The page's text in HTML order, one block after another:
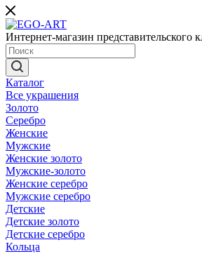
Интернет-магазин представительского
Каталог
Все украшения
Золото
Серебро
Женские
Мужские
Женские золото
Мужские-золото
Женские серебро
Мужские серебро
Детские
Детские золото
Детские серебро
Кольца